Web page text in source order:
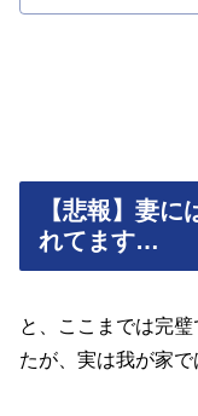
【悲報】妻
れてます…
と、ここまでは完
たが、実は我が家で